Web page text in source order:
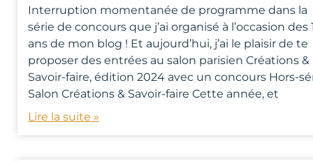
Interruption momentanée de programme dans la
série de concours que j’ai organisé à l’occasion des
ans de mon blog ! Et aujourd’hui, j’ai le plaisir de te
proposer des entrées au salon parisien Créations &
Savoir-faire, édition 2024 avec un concours Hors-
Salon Créations & Savoir-faire Cette année, et
Lire la suite »